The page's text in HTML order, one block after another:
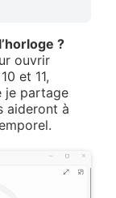
?
ouvrir
et 11,
je partage
aideront à